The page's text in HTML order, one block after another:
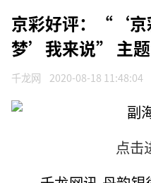
京彩好评：“‘
梦’我来说” 主题
千龙网 2020-08-18 11:48:04
点击